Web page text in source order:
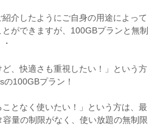
介したようにご自身の用途によって
ができますが、100GBプランと無制
ど、快適さも重視したい！」という方
100GBプラン！
ことなく使いたい！」という方は、最
量の制限がなく、使い放題の無制限